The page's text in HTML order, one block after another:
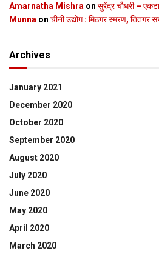
Amarnatha Mishra on सुरेंद्र चौधरी –
Munna on चीनी उद्योग : मिठगर स्‍मरण, तितगर
Archives
January 2021
December 2020
October 2020
September 2020
August 2020
July 2020
June 2020
May 2020
April 2020
March 2020